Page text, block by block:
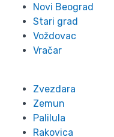
Novi Beograd
Stari grad
Voždovac
Vračar
Zvezdara
Zemun
Palilula
Rakovica